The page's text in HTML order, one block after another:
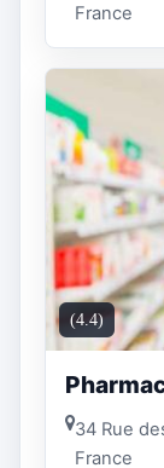
France
(4.4)
34 Rue
France